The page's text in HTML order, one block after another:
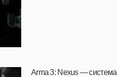
Arma 3: Nexus —